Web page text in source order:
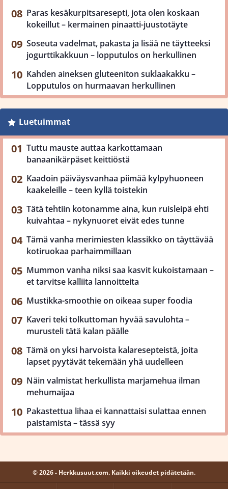
Paras kesäkurpitsaresepti, jota olen koskaan
kokeillut – kermainen pinaatti-juustotäyte
Soseuta vadelmat, pakasta ja lisää ne täytteeksi
jogurttikakkuun – lopputulos on herkullinen
Kahden aineksen gluteeniton suklaakakku –
Lopputulos on hurmaavan herkullinen
Luetuimmat
Tuttu mauste auttaa karkottamaan
banaanikärpäset keittiöstä
Kaadoin päiväysvanhaa piimää kylpyhuoneen
kaakeleille – teen kyllä toistekin
Tätä tehtiin kotonamme aina, kun ruisleipä ehti
kuivahtaa – nykynuoret eivät edes tunne
Tämä vanha merimiesten klassikko on täyttävää
kotiruokaa parhaimmillaan
Mummon vanha niksi saa kasvit kukoistamaan –
et tarvitse kalliita lannoitteita
Mustikka-smoothie on oikeaa super foodia
Kaveri teki tolkuttoman hyvää savulohta –
murusteli tätä kalan päälle
Tämä on yksi harvoista kalaresepteistä, joita
lapset pyytävät tekemään yhä uudelleen
Näin valmistat herkullista marjamehua ilman
mehumaijaa
Pakastettua lihaa ei kannattaisi sulattaa ennen
paistamista – tässä syy
© 2026 - Herkkusuut.com. Kaikki oikeudet pidätetään.